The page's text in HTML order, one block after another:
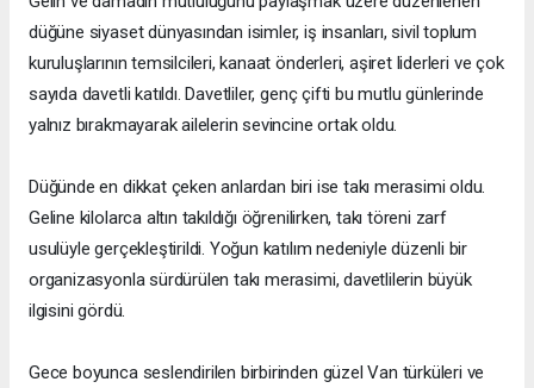
düğüne siyaset dünyasından isimler, iş insanları, sivil toplum
kuruluşlarının temsilcileri, kanaat önderleri, aşiret liderleri ve çok
sayıda davetli katıldı. Davetliler, genç çifti bu mutlu günlerinde
yalnız bırakmayarak ailelerin sevincine ortak oldu.
Düğünde en dikkat çeken anlardan biri ise takı merasimi oldu.
Geline kilolarca altın takıldığı öğrenilirken, takı töreni zarf
usulüyle gerçekleştirildi. Yoğun katılım nedeniyle düzenli bir
organizasyonla sürdürülen takı merasimi, davetlilerin büyük
ilgisini gördü.
Gece boyunca seslendirilen birbirinden güzel Van türküleri ve